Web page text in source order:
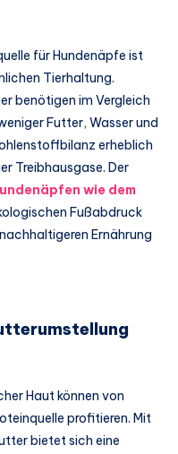
für Hundenäpfe ist
Tierhaltung.
benötigen im Vergleich
Futter, Wasser und
erheblich
Treibhausgase. Der
wie dem
Fußabdruck
Ernährung
Haut können von
profitieren. Mit
bietet sich eine